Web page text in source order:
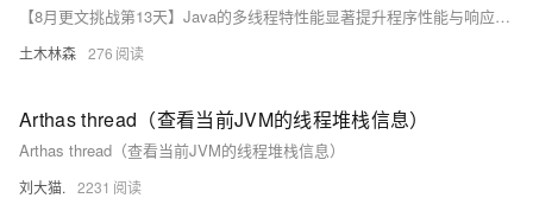
【8月更文挑战第13天】Java的多线程特性能显著提升程序性能与响应性。本文通过示例代码详细解析了两种核心实现方式：Thread类与Runnable接口。Thread类适用于简单场景，直接定义线程行为；Runnable接口则更适合复杂的项目结构，尤其在需要继承其他类时，能保持代码的清晰与模块化。理解两者差异有助于开发者在实际应用中做出合理选择，构建高效稳定的多线程程序。
土木林森 276
Arthas thread（查看当前JVM的线程堆栈信息）
Arthas thread（查看当前JVM的线程堆栈信息）
刘大猫. 2231